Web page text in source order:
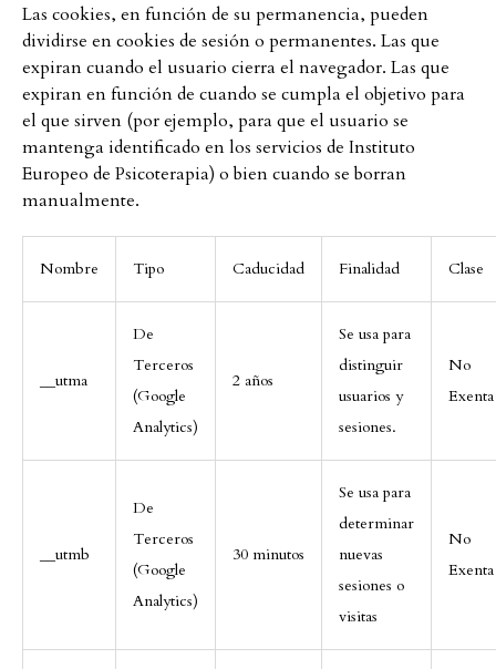
Las cookies, en función de su permanencia, pueden
dividirse en cookies de sesión o permanentes. Las que
expiran cuando el usuario cierra el navegador. Las que
expiran en función de cuando se cumpla el objetivo para
el que sirven (por ejemplo, para que el usuario se
mantenga identificado en los servicios de Instituto
Europeo de Psicoterapia) o bien cuando se borran
manualmente.
Nombre Tipo Caducidad Finalidad Clase
__utma
De
Terceros
(Google
Analytics)
2 años
Se usa para
distinguir
usuarios y
sesiones.
No
Exenta
__utmb
De
Terceros
(Google
Analytics)
30 minutos
Se usa para
determinar
nuevas
sesiones o
visitas
No
Exenta